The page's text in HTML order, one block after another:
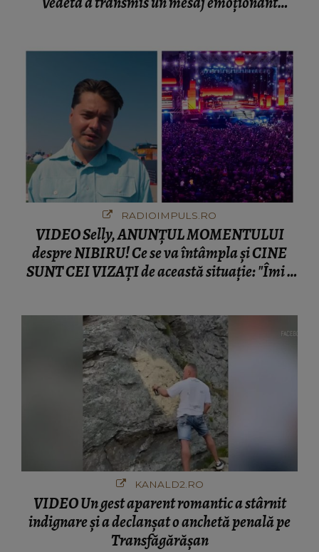
RADIOIMPULS.RO
VIDEO Selly, ANUNȚUL MOMENTULUI
despre NIBIRU! Ce se va întâmpla și CINE
SUNT CEI VIZAȚI de această situație: "Îmi e
KANALD2.RO
VIDEO Un gest aparent romantic a stârnit
indignare și a declanșat o anchetă penală pe
Transfăgărășan